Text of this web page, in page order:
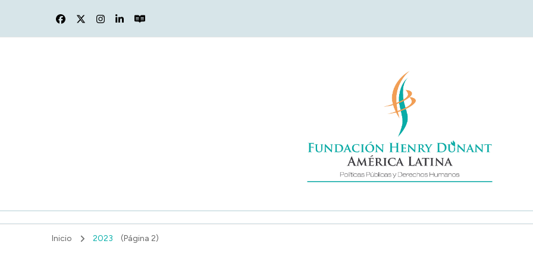
Fundación Henry
América Latina
Inicio 2023 (Página 2)